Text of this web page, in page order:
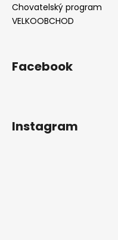
Chovatelský program
VELKOOBCHOD
Facebook
Instagram